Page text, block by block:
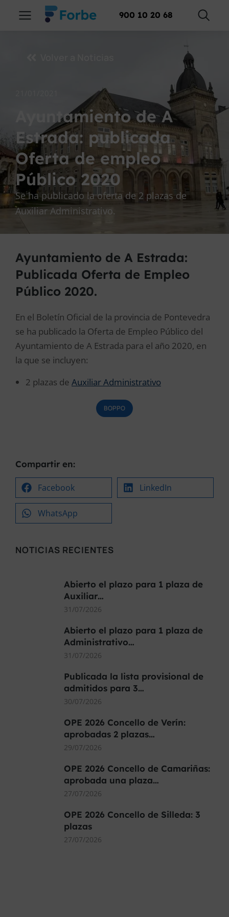
900 10 20 68
Ayuntamiento de A
Estrada: publicada
Oferta de empleo
Público 2020
Se ha publicado la oferta de 2 plazas de
Auxiliar Administrativo.
Ayuntamiento de A Estrada:
Publicada Oferta de Empleo
Público 2020.
En el Boletín Oficial de la provincia de Pontevedra
se ha publicado la Oferta de Empleo Público del
Ayuntamiento de A Estrada para el año 2020, en
la que se incluyen:
2 plazas de Auxiliar Administrativo
BOPPO
Compartir en:
Facebook LinkedIn
WhatsApp
NOTICIAS RECIENTES
Abierto el plazo para 1 plaza de
Auxiliar…
31/07/2026
Abierto el plazo para 1 plaza de
Administrativo…
31/07/2026
Publicada la lista provisional de
admitidos para 3…
30/07/2026
OPE 2026 Concello de Verín:
aprobadas 2 plazas…
29/07/2026
OPE 2026 Concello de Camariñas:
aprobada una plaza…
27/07/2026
OPE 2026 Concello de Silleda: 3
plazas
27/07/2026